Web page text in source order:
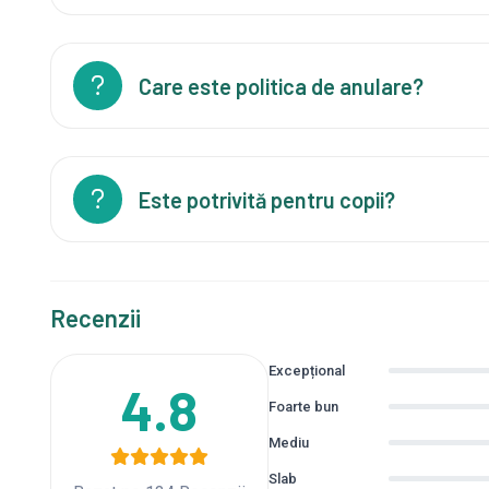
Care este politica de anulare?
Este potrivită pentru copii?
Recenzii
4.8
Excepțional
Foarte bun
Mediu
Slab